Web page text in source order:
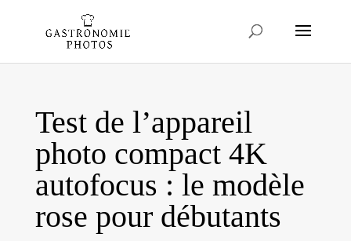
Test de l’appareil
photo compact 4K
autofocus : le modèle
rose pour débutants